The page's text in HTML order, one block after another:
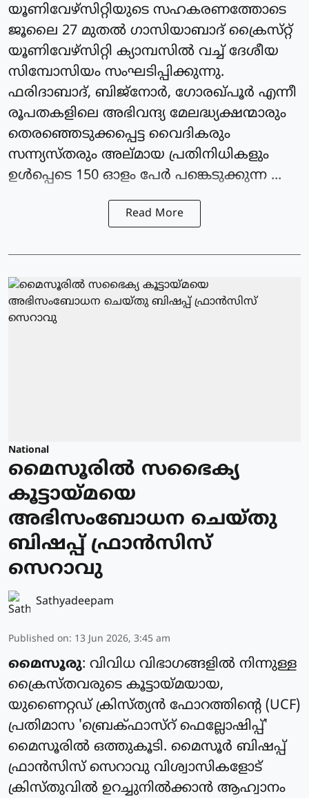
യൂണിവേഴ്‌സിറ്റിയുടെ സഹകരണത്തോടെ
ജൂലൈ 27 മുതൽ ഗാസിയാബാദ് ക്രൈസ്‌റ്റ്
യൂണിവേഴ്‌സിറ്റി ക്യാമ്പസിൽ വച്ച് ദേശീയ
സിമ്പോസിയം സംഘടിപ്പിക്കുന്നു.
ഫരിദാബാദ്, ബിജ്‌നോർ, ഗോരഖ്‌പൂർ എന്നീ
രൂപതകളിലെ അഭിവന്ദ്യ മേലദ്ധ്യക്ഷന്മാരും
തെരഞ്ഞെടുക്കപ്പെട്ട വൈദികരും
സന്ന്യസ്‌തരും അല്‌മായ പ്രതിനിധികളും
ഉൾപ്പെടെ 150 ഓളം പേർ പങ്കെടുക്കുന്ന ...
Read More
National
മൈസൂരിൽ സഭൈക്യ
കൂട്ടായ്മയെ
അഭിസംബോധന ചെയ്തു
ബിഷപ്പ് ഫ്രാൻസിസ്
സെറാവു
Sathyadeepam
Published on: 13 Jun 2026, 3:45 am
മൈസൂരു: വിവിധ വിഭാഗങ്ങളിൽ നിന്നുള്ള
ക്രൈസ്തവരുടെ കൂട്ടായ്മയായ,
യുണൈറ്റഡ് ക്രിസ്ത്യൻ ഫോറത്തിന്റെ (UCF)
പ്രതിമാസ 'ബ്രെക്ഫാസ്റ് ഫെല്ലോഷിപ്പ്'
മൈസൂരിൽ ഒത്തുകൂടി. മൈസൂർ ബിഷപ്പ്
ഫ്രാൻസിസ് സെറാവു വിശ്വാസികളോട്
ക്രിസ്തുവിൽ ഉറച്ചുനിൽക്കാൻ ആഹ്വാനം